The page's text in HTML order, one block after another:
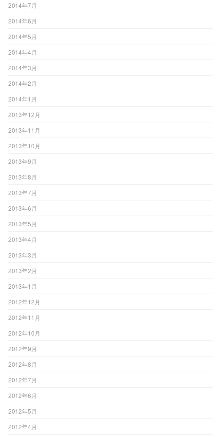
2014年7月
2014年6月
2014年5月
2014年4月
2014年3月
2014年2月
2014年1月
2013年12月
2013年11月
2013年10月
2013年9月
2013年8月
2013年7月
2013年6月
2013年5月
2013年4月
2013年3月
2013年2月
2013年1月
2012年12月
2012年11月
2012年10月
2012年9月
2012年8月
2012年7月
2012年6月
2012年5月
2012年4月